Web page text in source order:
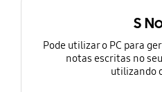
S
Pode utilizar o PC para
notas escritas no
utilizando